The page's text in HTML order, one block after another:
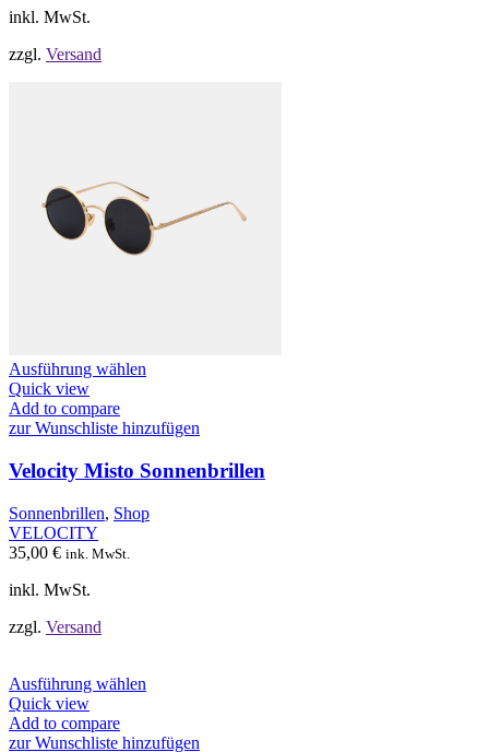
inkl. MwSt.
zzgl. Versand
Ausführung wählen
mehrere
auf.
Die
können
Quick view
Add to compare
zur Wunschliste hinzufügen
Velocity Misto Sonnenbrillen
Sonnenbrillen, Shop
VELOCITY
35,00 € ink. MwSt.
inkl. MwSt.
zzgl. Versand
Ausführung wählen
mehrere
Quick view
Add to compare
zur Wunschliste hinzufügen